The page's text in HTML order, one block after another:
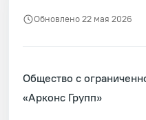
Обновлено 22 мая 2026
Общество с
«Арконс Групп»